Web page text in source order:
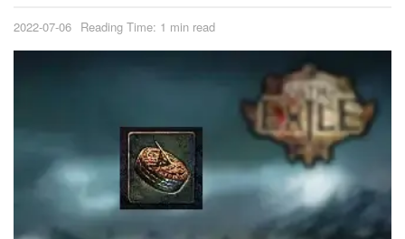
2022-07-06 Reading Time: 1 min read